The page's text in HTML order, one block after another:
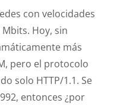
con velocidades
Hoy, sin
más
pero el protocolo
solo HTTP/1.1. Se
entonces ¿por